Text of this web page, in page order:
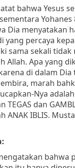
bahwa Yesus
Yohanes
Dia menyatakan
yang percaya
sama sekali tidak
Allah. Apa yang
di dalam Dia
marah
Nya
TEGAS dan
ANAK IBLIS.
bahwa